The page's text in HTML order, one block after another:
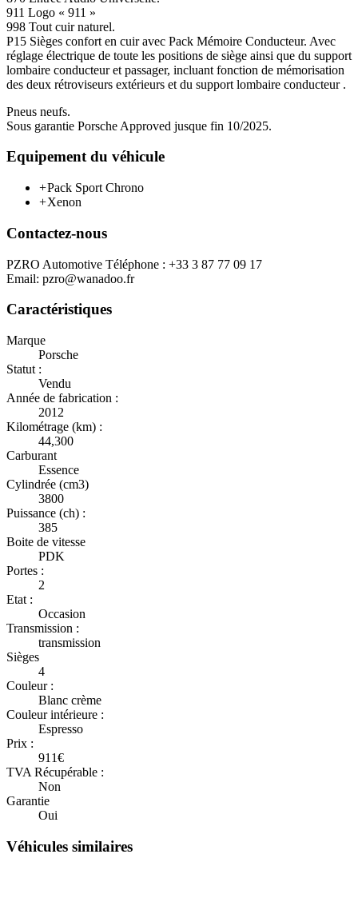
911 Logo « 911 »
998 Tout cuir naturel.
P15 Sièges confort en cuir avec Pack Mémoire Conducteur. Avec
réglage électrique de toute les positions de siège ainsi que du support
lombaire conducteur et passager, incluant fonction de mémorisation
des deux rétroviseurs extérieurs et du support lombaire conducteur .
Pneus neufs.
Sous garantie Porsche Approved jusque fin 10/2025.
Equipement du véhicule
+Pack Sport Chrono
+Xenon
Contactez-nous
PZRO Automotive Téléphone : +33 3 87 77 09 17
Email: pzro@wanadoo.fr
Caractéristiques
Marque
Porsche
Statut :
Vendu
Année de fabrication :
2012
Kilométrage (km) :
44,300
Carburant
Essence
Cylindrée (cm3)
3800
Puissance (ch) :
385
Boite de vitesse
PDK
Portes :
2
Etat :
Occasion
Transmission :
transmission
Sièges
4
Couleur :
Blanc crème
Couleur intérieure :
Espresso
Prix :
911€
TVA Récupérable :
Non
Garantie
Oui
Véhicules similaires